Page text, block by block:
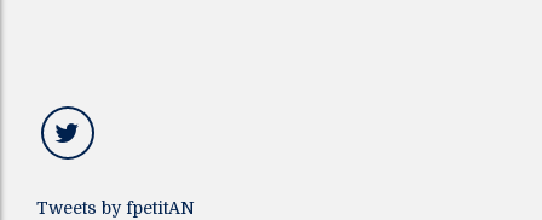
Tweets by fpetitAN